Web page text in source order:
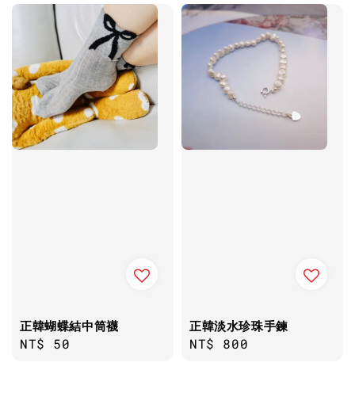
正韓蝴蝶結中筒襪
Regular
NT$ 50
正韓淡水珍珠手鍊
Regular
NT$ 800